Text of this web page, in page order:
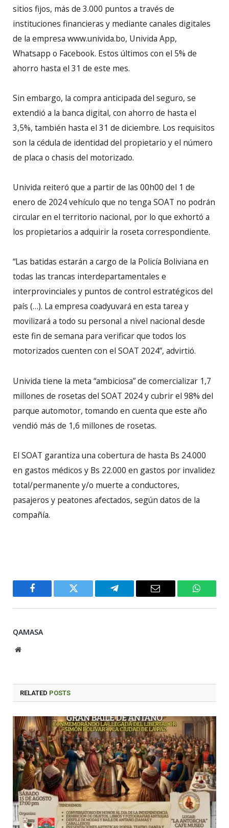
sitios fijos, más de 3.000 puntos a través de
instituciones financieras y mediante canales digitales
de la empresa www.univida.bo, Univida App,
Whatsapp o Facebook. Estos últimos con el 5% de
ahorro hasta el 31 de este mes.
Sin embargo, la compra anticipada del seguro, se
extendió a la banca digital, con ahorro de hasta el
3,5%, también hasta el 31 de diciembre. Los requisitos
son la cédula de identidad del propietario y el número
de placa o chasis del motorizado.
Univida reiteró que a partir de las 00h00 del 1 de
enero de 2024 vehículo que no tenga SOAT no podrán
circular en el territorio nacional, por lo que exhortó a
los propietarios a adquirir la roseta correspondiente.
“Las batidas estarán a cargo de la Policía Boliviana en
todas las trancas interdepartamentales e
interprovinciales y puntos de control estratégicos del
país (…). La empresa coadyuvará en esta tarea y
movilizará a todo su personal a nivel nacional desde
este fin de semana para verificar que todos los
motorizados cuenten con el SOAT 2024”, advirtió.
Univida tiene la meta “ambiciosa” de comercializar 1,7
millones de rosetas del SOAT 2024 y cubrir el 98% del
parque automotor, tomando en cuenta que este año
vendió más de 1,6 millones de rosetas.
El SOAT garantiza una cobertura de hasta Bs 24.000
en gastos médicos y Bs 22.000 en gastos por invalidez
total/permanente y/o muerte a conductores,
pasajeros y peatones afectados, según datos de la
compañía.
Facebook Twitter Telegram Email
QAMASA
Website
RELATED POSTS